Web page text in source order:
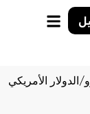
الدولار الأمريكي